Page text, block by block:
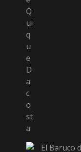
El Baruco